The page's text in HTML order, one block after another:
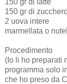
150 gr di
2 uova intere
marmellata o
Procedimento
(Io li ho preparati
programma solo
che ho preso da